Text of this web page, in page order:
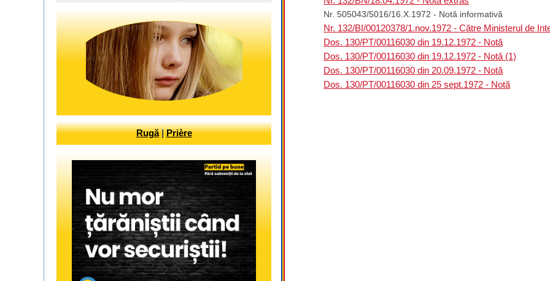
Nr. 505043/5016/16.X.1972 - Notă informativă
Nr. 132/BI/00120378/1.nov.1972 - Către Ministerul de
Dos. 130/PT/00116030 din 19.12.1972 - Notă
Dos. 130/PT/00116030 din 19.12.1972 - Notă (1)
Dos. 130/PT/00116030 din 20.09.1972 - Notă
Dos. 130/PT/00116030 din 25 sept.1972 - Notă
Rugă|Prière